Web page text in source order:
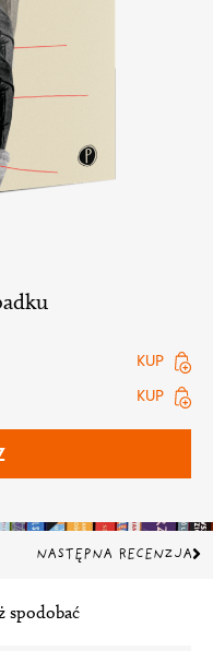
KUP
KUP
NASTĘPNA RECENZJA
spodobać